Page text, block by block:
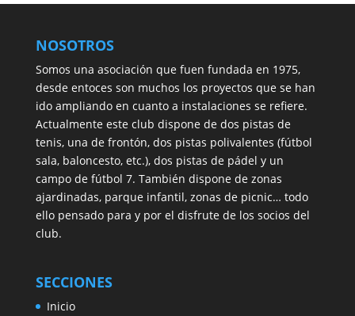
NOSOTROS
Somos una asociación que fuen fundada en 1975,
desde entoces son muchos los proyectos que se han
ido ampliando en cuanto a instalaciones se refiere.
Actualmente este club dispone de dos pistas de
tenis, una de frontón, dos pistas polivalentes (fútbol
sala, baloncesto, etc.), dos pistas de pádel y un
campo de fútbol 7. También dispone de zonas
ajardinadas, parque infantil, zonas de picnic… todo
ello pensado para y por el disfrute de los socios del
club.
SECCIONES
Inicio